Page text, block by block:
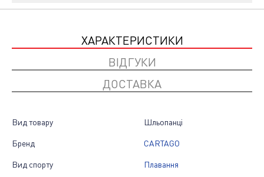
ХАРАКТЕРИСТИКИ
ВІДГУКИ
ДОСТАВКА
Вид товару Шльопанці
Бренд CARTAGO
Вид спорту Плавання